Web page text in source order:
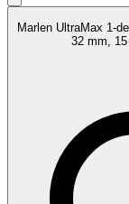
Marlen UltraMax 1-
32 mm,